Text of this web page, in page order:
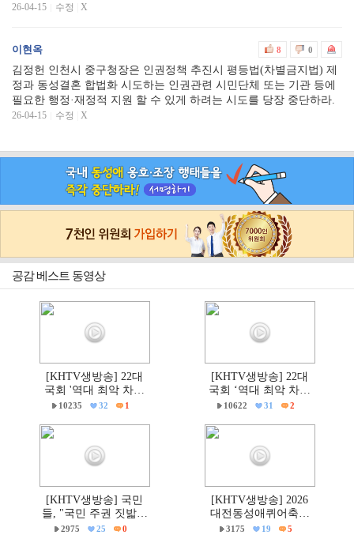
26-04-15 수정 X
이현옥 8 0
김정헌 인천시 중구청장은 인권정책 추진시 평등법(차별금지법) 제
정과 동성결혼 합법화 시도하는 인권관련 시민단체 또는 기관 등에
필요한 행정·재정적 지원 할 수 있게 하려는 시도를 당장 중단하라.
26-04-15 수정 X
공감 베스트 동영상
[KHTV생방송] 22대
국회 '역대 최악 차별
금지법' 반대 거룩한방
10235 32 1
[KHTV생방송] 22대
국회 ‘역대 최악 차별
금지법’ 반대 거룩한방
10622 31 2
[KHTV생방송] 국민
들, "국민 주권 짓밟힌
6·3지방선거, 재선거하
2975 25 0
[KHTV생방송] 2026
대전동성애퀴어축제
& 2026 거룩한방파제
3175 19 5